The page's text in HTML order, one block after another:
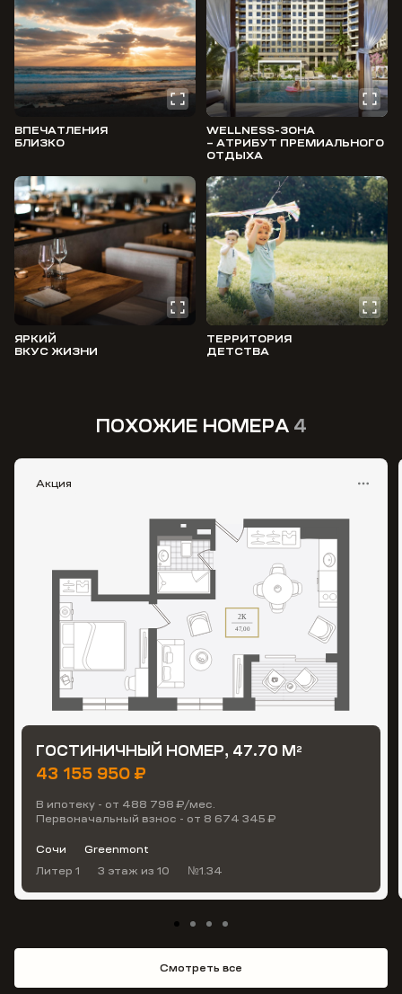
ВПЕЧАТЛЕНИЯ
БЛИЗКО
WELLNESS-ЗОНА
– АТРИБУТ ПРЕМИАЛЬНОГО
ОТДЫХА
ЯРКИЙ
ВКУС ЖИЗНИ
ТЕРРИТОРИЯ
ДЕТСТВА
ПОХОЖИЕ НОМЕРА 4
Акция
ГОСТИНИЧНЫЙ НОМЕР, 47.70 М2
43 155 950 ₽
В ипотеку - от 488 798 ₽/мес.
Первоначальный взнос - от 8 674 345 ₽
Сочи
Greenmont
Литер 1
3 этаж из 10 №1.34
Смотреть все